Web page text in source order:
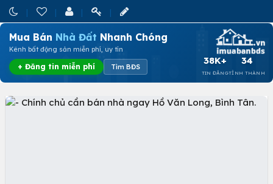
Mua Bán Nhà Đất Nhanh Chóng
Kênh bất động sản miễn phí, uy tín
+ Đăng tin miễn phí Tìm BĐS
38K+
TIN ĐĂNG
34
TỈNH THÀNH